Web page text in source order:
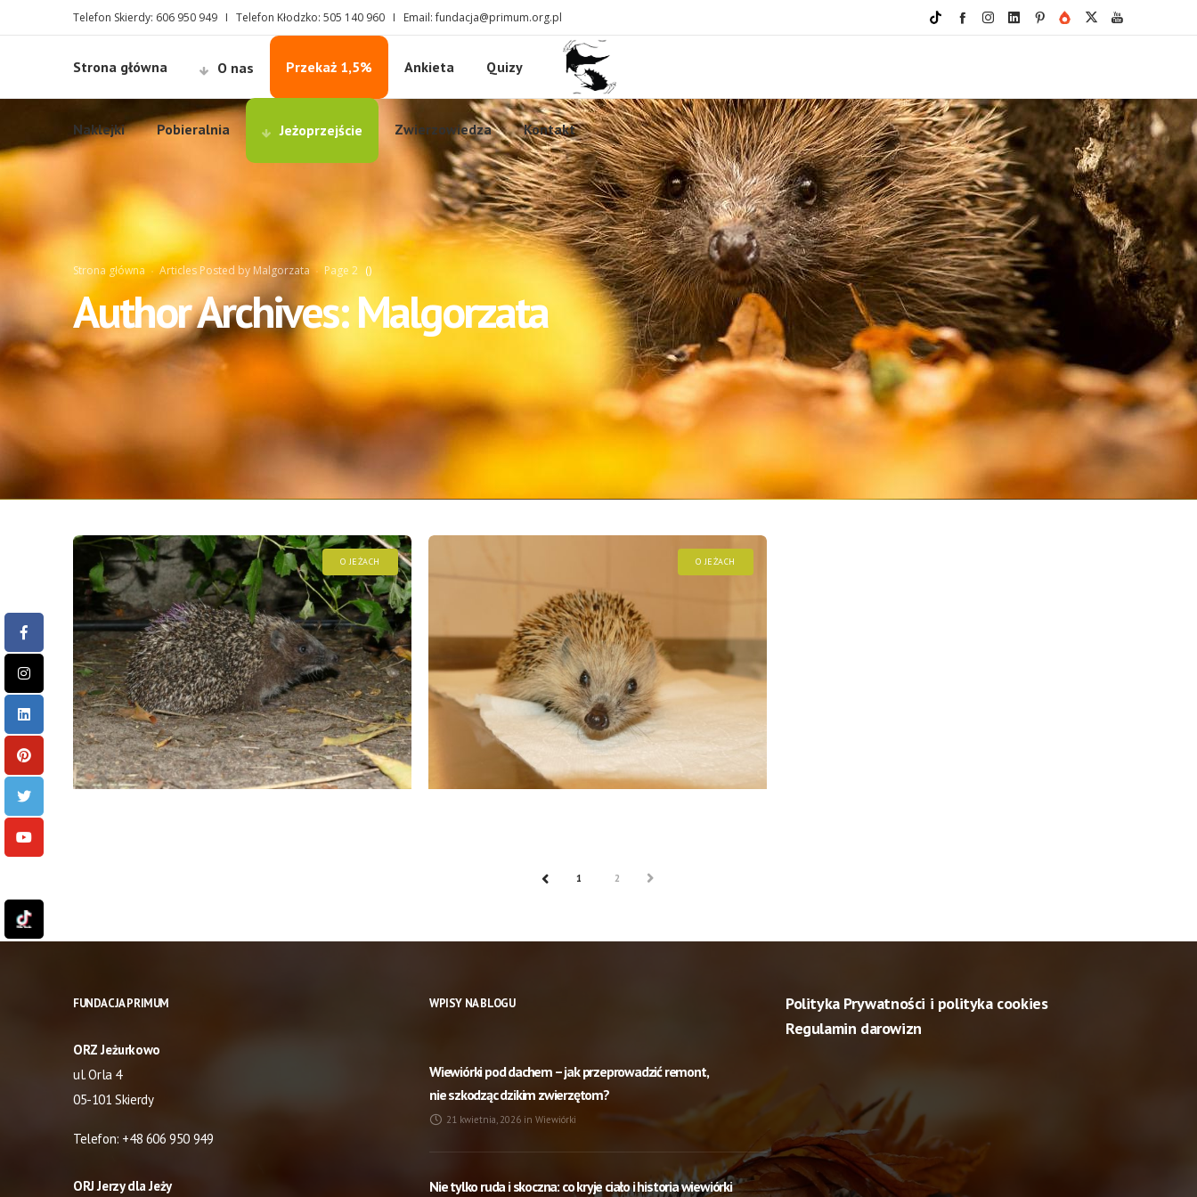
Telefon Skierdy: 606 950 949 I Telefon Kłodzko: 505 140 960 I Email: fundacja@primum.org.pl
Strona główna O nas Przekaż 1,5% Ankieta Quizy
Naklejki Pobieralnia Jeżoprzejście Zwierzowiedza Kontakt
Strona główna Articles Posted by Malgorzata (
Page 2 )
Author Archives: Malgorzata
O JEŻACH O JEŻACH
POPRZEDNI
1 2 NASTĘPNY
FUNDACJA PRIMUM
ORZ Jeżurkowo
ul. Orla 4
05-101 Skierdy
Telefon: +48 606 950 949
ORJ Jerzy dla Jeży
WPISY NA BLOGU
Wiewiórki pod dachem – jak przeprowadzić remont,
nie szkodząc dzikim zwierzętom?
21 kwietnia, 2026 in Wiewiórki
Nie tylko ruda i skoczna: co kryje ciało i historia wiewiórki
Polityka Prywatności i polityka cookies
Regulamin darowizn